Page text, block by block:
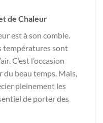
de Chaleur
est à son comble.
températures sont
C’est l’occasion
beau temps. Mais,
pleinement les
de porter des